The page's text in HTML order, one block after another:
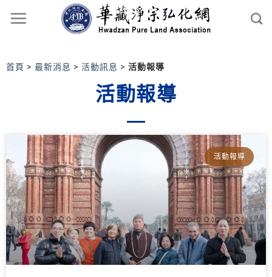
首頁 > 最新消息 > 活動訊息 > 活動報導
活動報導
活動報導